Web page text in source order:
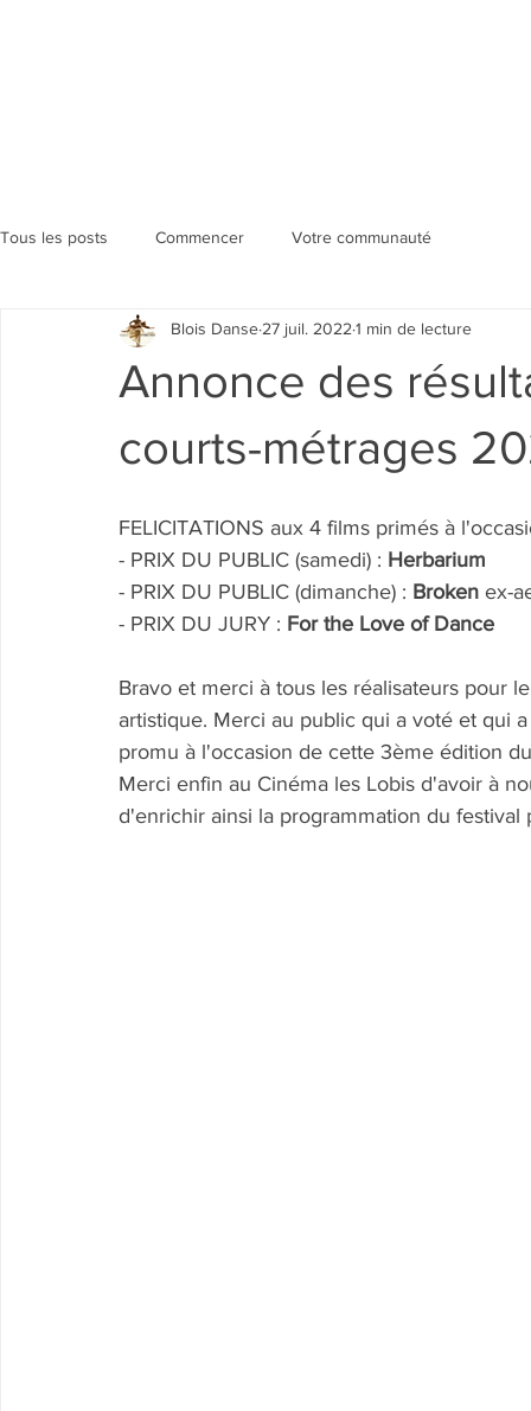
Tous les posts Commencer Votre communauté
Annonce des
courts-métrages
Blois Danse 27 juil. 2022 1 min de lecture
FELICITATIONS aux 4 films primés à
- PRIX DU PUBLIC (samedi) : Herbarium
- PRIX DU PUBLIC (dimanche) : Broken ex-
- PRIX DU JURY : For the Love of Dance
Bravo et merci à tous les réalisateurs pour
artistique. Merci au public qui a voté et qui
promu à l'occasion de cette 3ème édition
Merci enfin au Cinéma les Lobis d'avoir à
d'enrichir ainsi la programmation du